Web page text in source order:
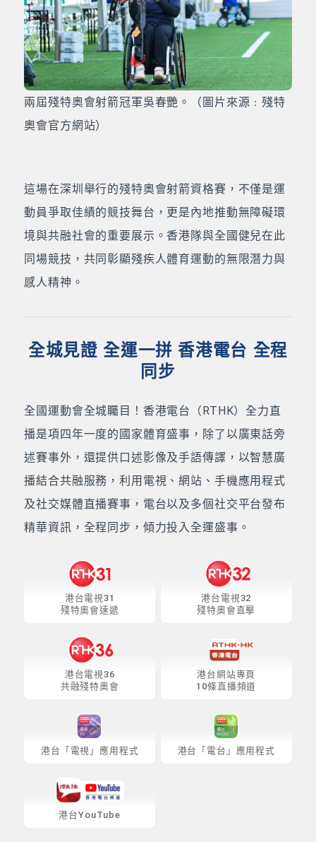
兩屆殘特奧會射箭冠軍吳春艷。（圖片來源﹕殘特
奧會官方網站）
這場在深圳舉行的殘特奧會射箭資格賽，不僅是運
動員爭取佳績的競技舞台，更是內地推動無障礙環
境與共融社會的重要展示。香港隊與全國健兒在此
同場競技，共同彰顯殘疾人體育運動的無限潛力與
感人精神。
全城見證 全運一拼 香港電台 全程
同步
全國運動會全城矚目！香港電台（RTHK）全力直
播是項四年一度的國家體育盛事，除了以廣東話旁
述賽事外，還提供口述影像及手語傳譯，以智慧廣
播結合共融服務，利用電視、網站、手機應用程式
及社交媒體直播賽事，電台以及多個社交平台發布
精華資訊，全程同步，傾力投入全運盛事。
港台電視31
殘特奧會速遞
港台電視32
殘特奧會直擊
港台電視36
共融殘特奧會
港台網站專頁
10條直播頻道
港台「電視」應用程式 港台「電台」應用程式
港台YouTube